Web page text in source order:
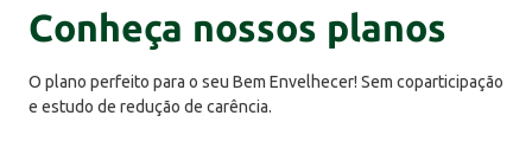
Conheça nossos planos
O plano perfeito para o seu Bem Envelhecer! Sem coparticipação
e estudo de redução de carência.